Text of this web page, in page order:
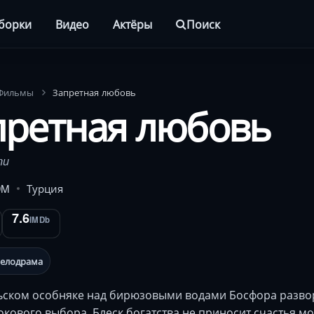
Видео Актёры Поиск
Запретная любовь
любовь
Турция
7.6IMDb
особняке над бирюзовыми водами Босфора